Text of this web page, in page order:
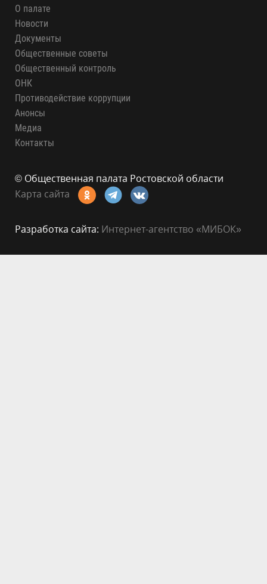
О палате
Новости
Документы
Общественные советы
Общественный контроль
ОНК
Противодействие коррупции
Анонсы
Медиа
Контакты
© Общественная палата Ростовской области
Карта сайта
Разработка сайта: Интернет-агентство «МИБОК»